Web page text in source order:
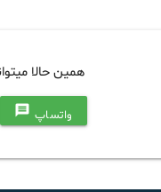
همین حالا
واتساپ message